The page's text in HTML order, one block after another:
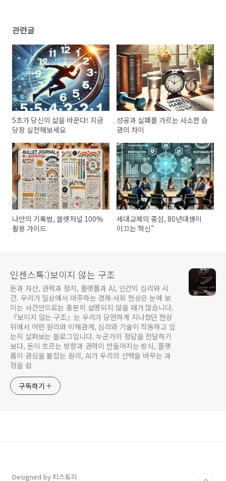
관련글
5초가 당신의 삶을 바꾼다! 지금
당장 실천해보세요
성공과 실패를 가르는 사소한 습
관의 차이
나만의 기록법, 블렛저널 100%
활용 가이드
세대교체의 중심, 80년대생이
이끄는 혁신”
인센스톡:)보이지 않는 구조
돈과 자산, 권력과 정치, 플랫폼과 AI, 인간의 심리와 시
간. 우리가 일상에서 마주하는 경제·사회 현상은 눈에 보
이는 사건만으로는 충분히 설명되지 않을 때가 많습니다.
『보이지 않는 구조』는 우리가 당연하게 지나쳤던 현상
뒤에서 어떤 원리와 이해관계, 심리와 기술이 작동하고 있
는지 살펴보는 블로그입니다. 누군가의 정답을 전달하기
보다, 돈이 흐르는 방향과 권력이 만들어지는 방식, 플랫
폼이 관심을 붙잡는 원리, AI가 우리의 선택을 바꾸는 과
정을 쉽
구독하기
Designed by 티스토리